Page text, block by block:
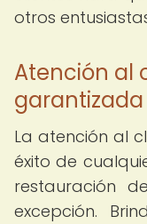
otros
Atención al
garantizada
La atención al
éxito de
restauración
excepción.